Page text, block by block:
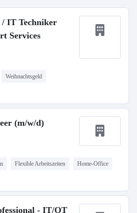
IT Techniker
Services
Weihnachtsgeld
(m/w/d)
Flexible Arbeitszeiten Home-Office
- IT/OT